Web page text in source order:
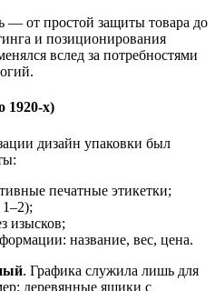
— от простой защиты товара до
и позиционирования
вслед за потребностями
дизайн упаковки был
печатные этикетки;
изысков;
название, вес, цена.
. Графика служила лишь для
деревянные ящики с